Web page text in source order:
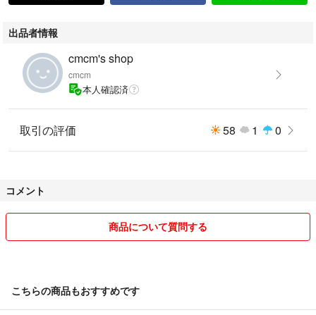
出品者情報
cmcm's shop
cmcm
本人確認済
取引の評価 58 1 0
コメント
商品について質問する
こちらの商品もおすすめです